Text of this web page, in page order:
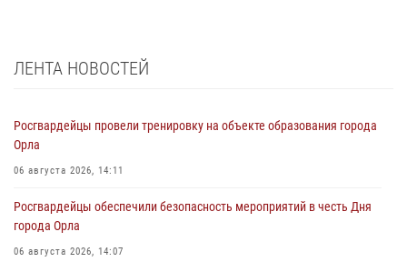
ЛЕНТА НОВОСТЕЙ
Росгвардейцы провели тренировку на объекте образования города
Орла
06 августа 2026, 14:11
Росгвардейцы обеспечили безопасность мероприятий в честь Дня
города Орла
06 августа 2026, 14:07